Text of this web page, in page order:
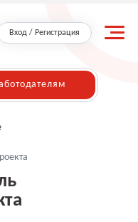
Вход / Регистрация